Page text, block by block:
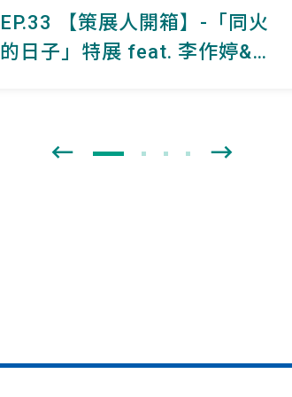
EP.33 【策展人開箱】-「同火
的日子」特展 feat. 李作婷&劉